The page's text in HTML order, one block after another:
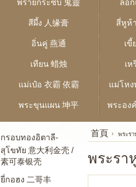
พรายกระซิบ 鬼靈 ล็อก
สีผึ้ง 人缘膏 สี่หูห้
อิ่นคู่ 燕通 เขี้
เทียน 蜡烛
เห
แม่เป๋อ 衣霸 依霸
แม่โหง
พระขุนแผน 坤平
พระอง
กรอบทองอิตาลี-
สุโขทัย 意大利金壳 /
素可泰银壳
ยี่กอฮง 二哥丰
首頁 พระร
พระรา